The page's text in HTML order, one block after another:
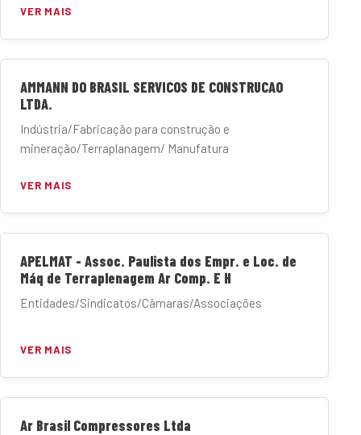
VER MAIS
AMMANN DO BRASIL SERVICOS DE CONSTRUCAO
LTDA.
Indústria/Fabricação para construção e
mineração/Terraplanagem/ Manufatura
VER MAIS
APELMAT - Assoc. Paulista dos Empr. e Loc. de
Máq de Terraplenagem Ar Comp. E H
Entidades/Sindicatos/Câmaras/Associações
VER MAIS
Ar Brasil Compressores Ltda